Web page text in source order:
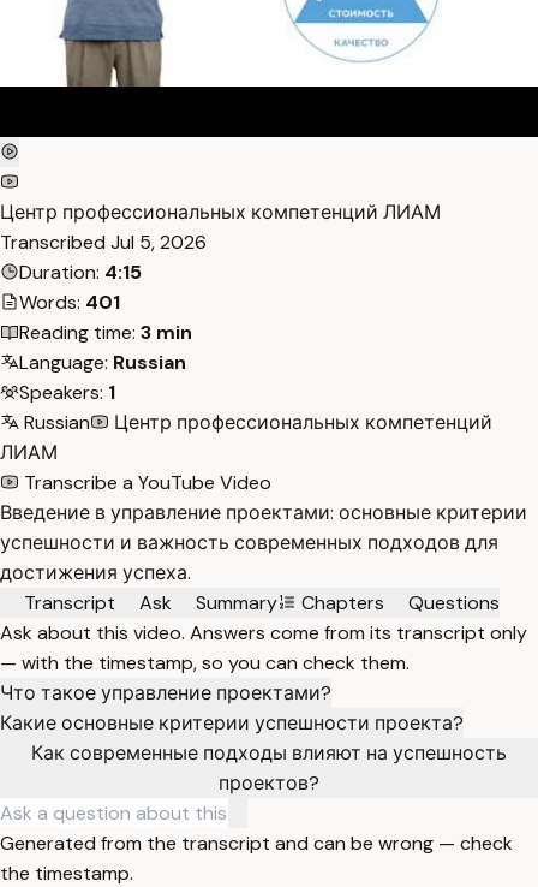
Центр профессиональных компетенций ЛИАМ
Transcribed Jul 5, 2026
Duration: 4:15
Words: 401
Reading time: 3 min
Language: Russian
Speakers: 1
Russian
Центр профессиональных компетенций
ЛИАМ
Transcribe a YouTube Video
Введение в управление проектами: основные критерии
успешности и важность современных подходов для
достижения успеха.
Transcript
Ask Summary Chapters
Questions
Ask about this video. Answers come from its transcript only
— with the timestamp, so you can check them.
Что такое управление проектами?
Какие основные критерии успешности проекта?
Как современные подходы влияют на успешность
проектов?
Generated from the transcript and can be wrong — check
the timestamp.